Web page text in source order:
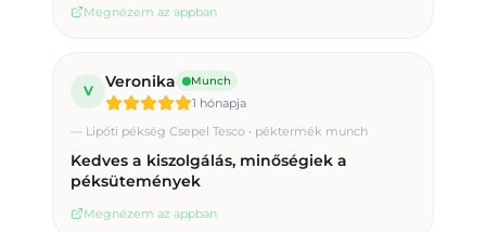
Megnézem az appban
V Veronika Munch
1 hónapja
— Lipóti pékség Csepel Tesco • péktermék munch
Kedves a kiszolgálás, minőségiek a
péksütemények
Megnézem az appban